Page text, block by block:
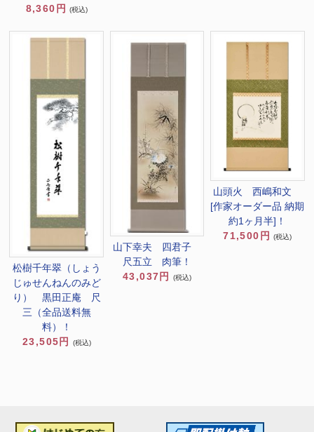
8,360円
(税込)
松樹千年翠（しょう
じゅせんねんのみど
り） 黒田正庵 尺
三（全品送料無
料）！
23,505円
(税込)
山下幸夫 四君子
尺五立 肉筆！
43,037円
(税込)
山頭火 西嶋和文
[作家オーダー品 納期
約1ヶ月半]！
71,500円
(税込)